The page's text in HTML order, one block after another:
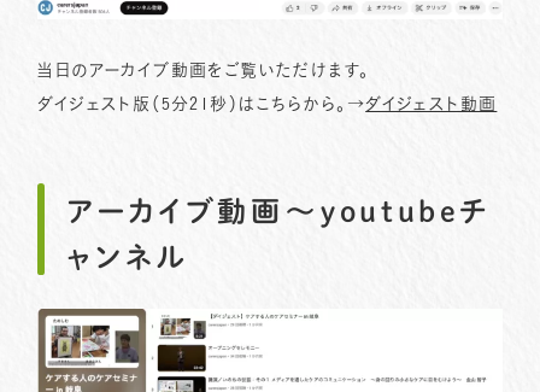
当日のアーカイブ動画をご覧いただけます。
ダイジェスト版（5分21秒）はこちらから。→ダイジェスト動画
アーカイブ動画〜youtubeチ
ャンネル